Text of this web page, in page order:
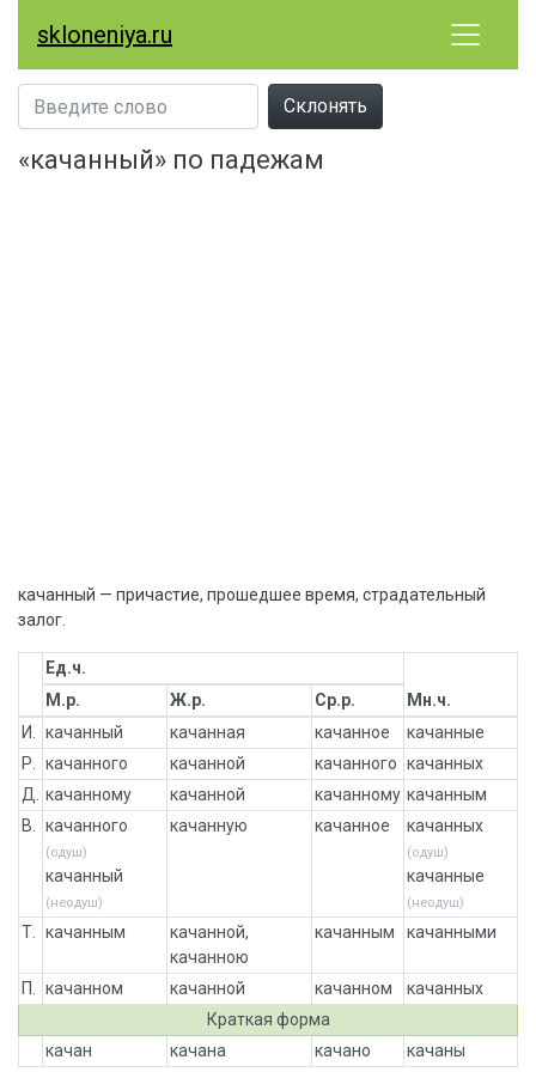
skloneniya.ru
Склонять
«качанный» по падежам
качанный — причастие, прошедшее время, страдательный
залог.
Ед.ч.
Мн.ч.
М.р. Ж.р.
Ср.р.
И.
качанный качанная качанное
качанные
Р.
качанного качанной качанного качанных
Д.
качанному качанной качанному качанным
В.
качанного
(одуш)
качанный
(неодуш)
качанную качанное качанных
(одуш)
качанные
(неодуш)
Т. качанным
качанной,
качанною
качанным качанными
П. качанном качанной качанном
качанных
Краткая форма
качан
качана качано качаны